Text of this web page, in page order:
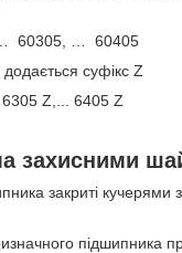
60305, … 60405
суфікс Z
Z,... 6405 Z
захисними
закриті кучерями
підшипника